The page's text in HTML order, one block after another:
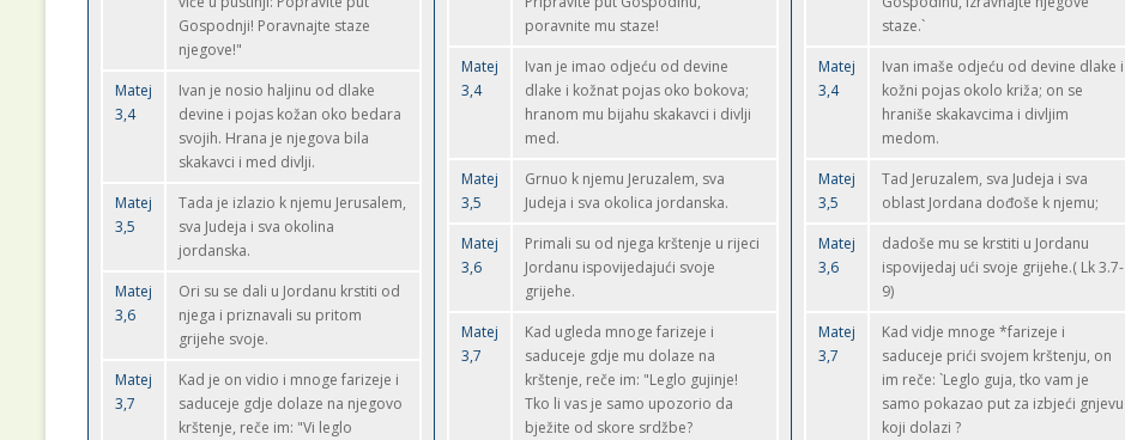
Gospodnji! Poravnajte staze
njegove!"
Matej
3,4
Ivan je nosio haljinu od dlake
devine i pojas kožan oko bedara
svojih. Hrana je njegova bila
skakavci i med divlji.
Matej
3,5
Tada je izlazio k njemu Jerusalem,
sva Judeja i sva okolina
jordanska.
Matej
3,6
Ori su se dali u Jordanu krstiti od
njega i priznavali su pritom
grijehe svoje.
Matej
3,7
Kad je on vidio i mnoge farizeje i
saduceje gdje dolaze na njegovo
krštenje, reče im: "Vi leglo
poravnite mu staze!
Matej
3,4
Ivan je imao odjeću od devine
dlake i kožnat pojas oko bokova;
hranom mu bijahu skakavci i divlji
med.
Matej
3,5
Grnuo k njemu Jeruzalem, sva
Judeja i sva okolica jordanska.
Matej
3,6
Primali su od njega krštenje u rijeci
Jordanu ispovijedajući svoje
grijehe.
Matej
3,7
Kad ugleda mnoge farizeje i
saduceje gdje mu dolaze na
krštenje, reče im: "Leglo gujinje!
Tko li vas je samo upozorio da
bježite od skore srdžbe?
staze.`
Matej
3,4
Ivan imaše odjeću od devine dlake i
kožni pojas okolo križa; on se
hraniše skakavcima i divljim
medom.
Matej
3,5
Tad Jeruzalem, sva Judeja i sva
oblast Jordana dođoše k njemu;
Matej
3,6
dadoše mu se krstiti u Jordanu
ispovijedaj ući svoje grijehe.( Lk 3.7-
9)
Matej
3,7
Kad vidje mnoge *farizeje i
saduceje prići svojem krštenju, on
im reče: `Leglo guja, tko vam je
samo pokazao put za izbjeći gnjevu
koji dolazi ?